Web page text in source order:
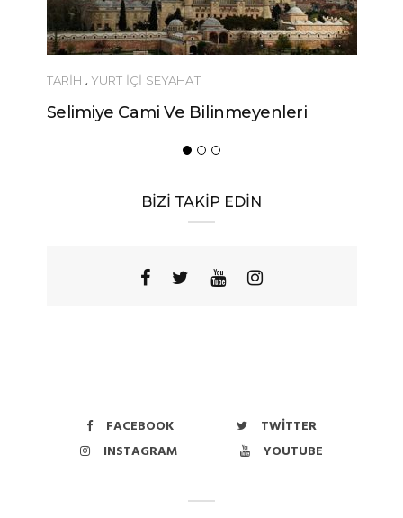
TARİH , YURT İÇİ SEYAHAT
Selimiye Cami Ve Bilinmeyenleri
BİZİ TAKİP EDİN
FACEBOOK
TWITTER
INSTAGRAM
YOUTUBE